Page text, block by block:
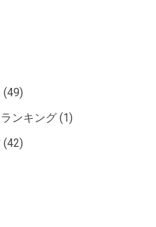
(49)
ンキング (1)
(42)